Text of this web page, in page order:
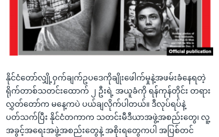
စာမျက်နှာ
ရန်
ရှာဖွေ
ရန်
နေရာ
သို့
သုတပဒေသာ အင်္ဂလိပ်စာ
Learning English
ဗွီအိုအေ လူမှုကွန်ယက်များ
ဘာသာစကားများ
နိုင်ငံတော်လျှို့ဝှက်ချက်ဥပဒေကိုချိုးဖေါက်မှုနဲ့အဖမ်းခံနေရတဲ့
ရိုက်တာစ်သတင်းထောက် ၂ ဦးရဲ့ အယူခံကို ရန်ကုန်တိုင်း တရား
လွှတ်တော်က မနေ့ကပဲ ပယ်ချလိုက်ပါတယ်။ ဒီလုပ်ရပ်နဲ့
ပတ်သက်ပြီး နိုင်ငံတကာက သတင်းမီဒီယာအဖွဲ့အစည်းတွေ၊ လူ့
အခွင့်အရေးအဖွဲ့အစည်းတွေနဲ့ အစိုးရတွေကပါ အပြစ်တင်